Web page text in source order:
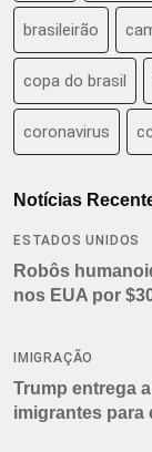
brasileirão
copa do brasil
coronavirus
Notícias
ESTADOS UNIDOS
Robôs
nos EUA por
IMIGRAÇÃO
Trump entrega
imigrantes para